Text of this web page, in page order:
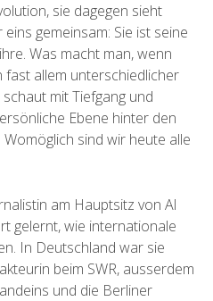
sie dagegen sieht
gemeinsam: Sie ist seine
Was macht man, wenn
fast allem unterschiedlicher
mit Tiefgang und
Ebene hinter den
sind wir heute alle
am Hauptsitz von Al
gelernt, wie internationale
In Deutschland war sie
beim SWR, ausserdem
und die Berliner